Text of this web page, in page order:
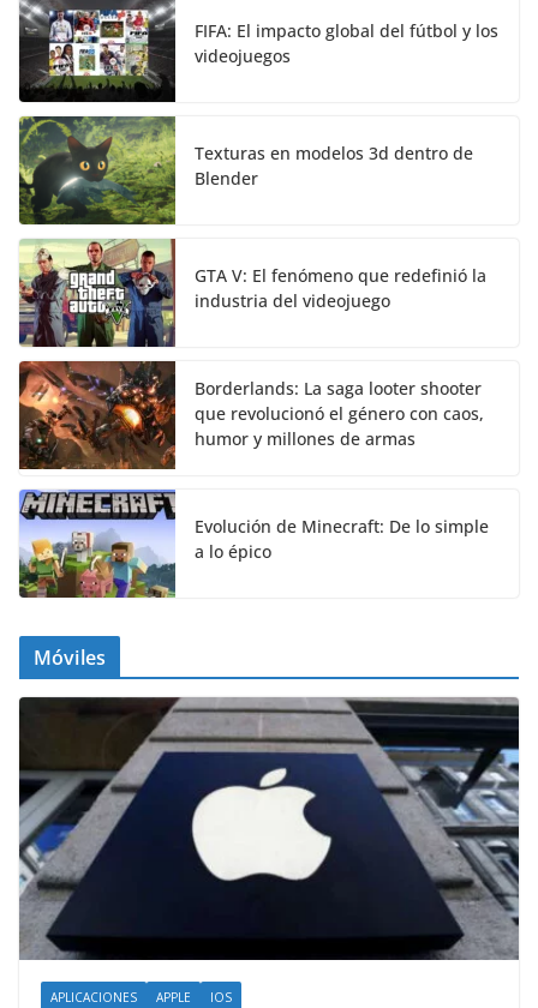
FIFA: El impacto global del fútbol y los
videojuegos
Texturas en modelos 3d dentro de
Blender
GTA V: El fenómeno que redefinió la
industria del videojuego
Borderlands: La saga looter shooter
que revolucionó el género con caos,
humor y millones de armas
Evolución de Minecraft: De lo simple
a lo épico
Móviles
APLICACIONES APPLE IOS